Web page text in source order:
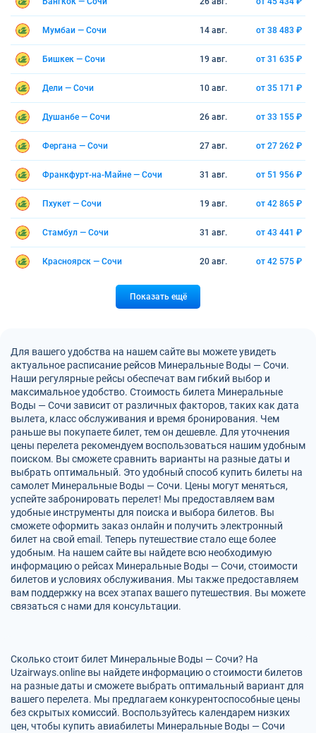
Мумбаи — Сочи 14 авг. от 38 483 ₽
Бишкек — Сочи 19 авг. от 31 635 ₽
Дели — Сочи 10 авг. от 35 171 ₽
Душанбе — Сочи 26 авг. от 33 155 ₽
Фергана — Сочи 27 авг. от 27 262 ₽
Франкфурт-на-Майне — Сочи 31 авг. от 51 956 ₽
Пхукет — Сочи 19 авг. от 42 865 ₽
Стамбул — Сочи 31 авг. от 43 441 ₽
Красноярск — Сочи 20 авг. от 42 575 ₽
Показать ещё
Для вашего удобства на нашем сайте вы можете увидеть
актуальное расписание рейсов Минеральные Воды — Сочи.
Наши регулярные рейсы обеспечат вам гибкий выбор и
максимальное удобство. Стоимость билета Минеральные
Воды — Сочи зависит от различных факторов, таких как дата
вылета, класс обслуживания и время бронирования. Чем
раньше вы покупаете билет, тем он дешевле. Для уточнения
цены перелета рекомендуем воспользоваться нашим удобным
поиском. Вы сможете сравнить варианты на разные даты и
выбрать оптимальный. Это удобный способ купить билеты на
самолет Минеральные Воды — Сочи. Цены могут меняться,
успейте забронировать перелет! Мы предоставляем вам
удобные инструменты для поиска и выбора билетов. Вы
сможете оформить заказ онлайн и получить электронный
билет на свой email. Теперь путешествие стало еще более
удобным. На нашем сайте вы найдете всю необходимую
информацию о рейсах Минеральные Воды — Сочи, стоимости
билетов и условиях обслуживания. Мы также предоставляем
вам поддержку на всех этапах вашего путешествия. Вы можете
связаться с нами для консультации.
Сколько стоит билет Минеральные Воды — Сочи? На
Uzairways.online вы найдете информацию о стоимости билетов
на разные даты и сможете выбрать оптимальный вариант для
вашего перелета. Мы предлагаем конкурентоспособные цены
без скрытых комиссий. Воспользуйтесь календарем низких
цен, чтобы купить авиабилеты Минеральные Воды — Сочи